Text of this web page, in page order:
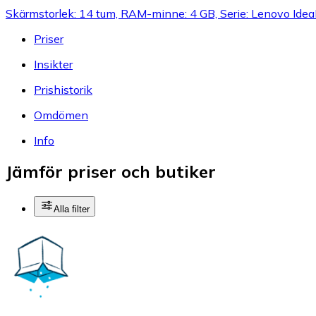
Skärmstorlek: 14 tum, RAM-minne: 4 GB, Serie: Lenovo
Priser
Insikter
Prishistorik
Omdömen
Info
Jämför priser och butiker
Alla filter